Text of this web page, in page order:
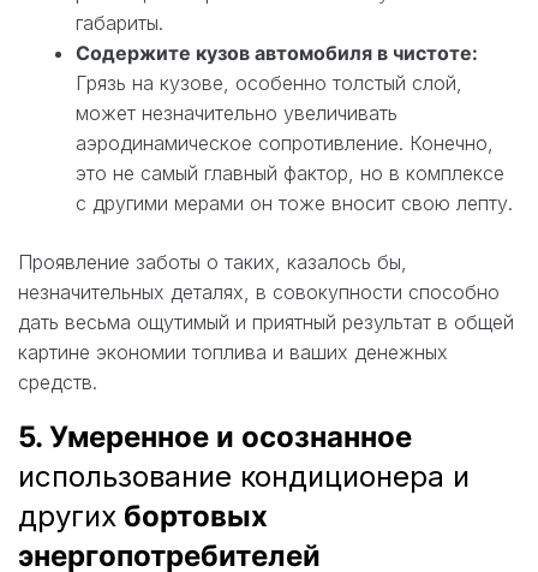
габариты.
Содержите кузов автомобиля в чистоте:
Грязь на кузове, особенно толстый слой,
может незначительно увеличивать
аэродинамическое сопротивление. Конечно,
это не самый главный фактор, но в комплексе
с другими мерами он тоже вносит свою лепту.
Проявление заботы о таких, казалось бы,
незначительных деталях, в совокупности способно
дать весьма ощутимый и приятный результат в общей
картине экономии топлива и ваших денежных
средств.
5. Умеренное и осознанное
использование кондиционера и
других бортовых
энергопотребителей